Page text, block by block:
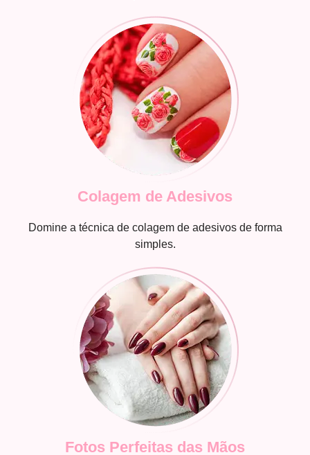
Colagem de Adesivos
Domine a técnica de colagem de adesivos de forma
simples.
Fotos Perfeitas das Mãos